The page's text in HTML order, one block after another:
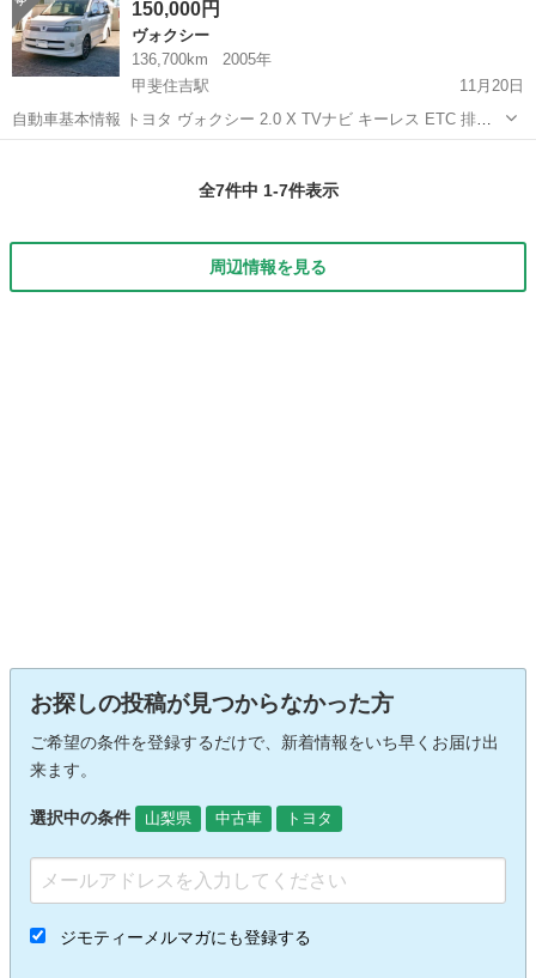
150,000円
ヴォクシー
136,700km
2005年
甲斐住吉駅
11月20日
自動車基本情報 トヨタ ヴォクシー 2.0 X TVナビ キーレス ETC 排気
量 1,990 cc 年式 平成17年 (2005年) 5月 走行距離 136700km 走行距離
全7件中 1-7件表示
周辺情報を見る
お探しの投稿が見つからなかった方
ご希望の条件を登録するだけで、新着情報をいち早くお届け出
来ます。
選択中の条件 山梨県 中古車 トヨタ
ジモティーメルマガにも登録する